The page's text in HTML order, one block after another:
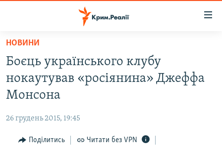
Перейти
основного
матеріалу
Перейти
до
основної
навігації
Перейти
ВОДА.КРИМ
ВІДЕО ТА ФОТО
БЛОГИ
ПОГЛЯД
НОВИНИ
Боєць українського клубу
нокаутував «росіянина» Джеффа
Монсона
26 грудень 2015, 19:45
Поділитись Читати без VPN